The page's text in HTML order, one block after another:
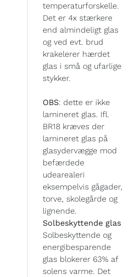
temperaturforskelle.
Det er 4x stærkere
end almindeligt glas
og ved evt. brud
krakelerer hærdet
glas i små og ufarlige
stykker.
OBS: dette er ikke
lamineret glas. Ifl.
BR18 kræves der
lamineret glas på
glasydervægge mod
befærdede
udearealeri
eksempelvis gågader,
torve, skolegårde og
lignende.
Solbeskyttende glas
Solbeskyttende og
energibesparende
glas blokerer 63% af
solens varme. Det